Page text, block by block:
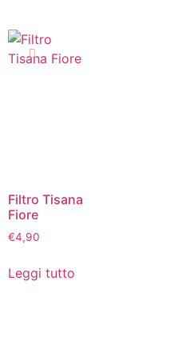
Filtro Tisana
Fiore
€4,90
Leggi tutto